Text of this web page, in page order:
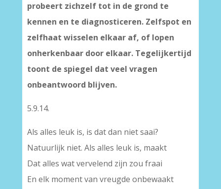
probeert zichzelf tot in de grond te
kennen en te diagnosticeren. Zelfspot en
zelfhaat wisselen elkaar af, of lopen
onherkenbaar door elkaar. Tegelijkertijd
toont de spiegel dat veel vragen
onbeantwoord blijven.
5.9.14.
Als alles leuk is, is dat dan niet saai?
Natuurlijk niet. Als alles leuk is, maakt
Dat alles wat vervelend zijn zou fraai
En elk moment van vreugde onbewaakt